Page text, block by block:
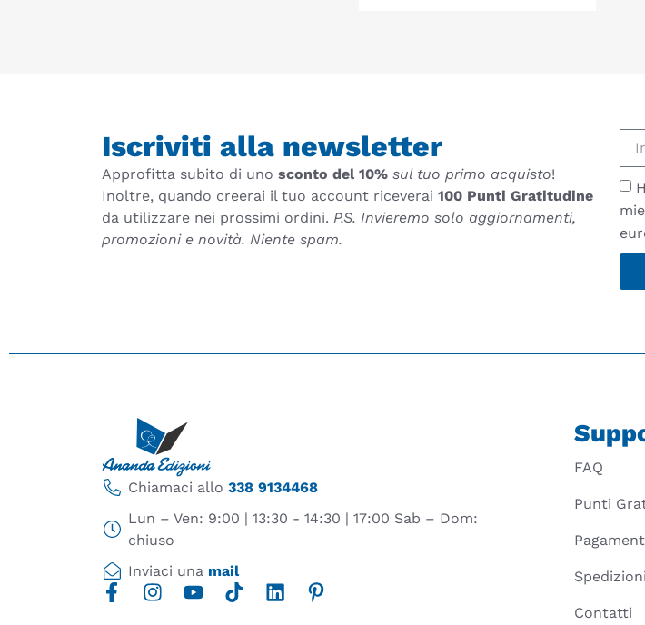
Iscriviti alla newsletter
Approfitta subito di uno sconto del 10% sul tuo primo acquisto!
Inoltre, quando creerai il tuo account riceverai 100 Punti Gratitudine
da utilizzare nei prossimi ordini. P.S. Invieremo solo aggiornamenti,
promozioni e novità. Niente spam.
Chiamaci allo 338 9134468
Lun – Ven: 9:00 | 13:30 - 14:30 | 17:00 Sab – Dom:
chiuso
Inviaci una mail
FAQ
Punti
Spedizioni
Contatti